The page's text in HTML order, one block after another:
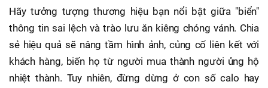
Hãy tưởng tượng thương hiệu bạn nổi bật giữa "biển"
thông tin sai lệch và trào lưu ăn kiêng chóng vánh. Chia
sẻ hiệu quả sẽ nâng tầm hình ảnh, củng cố liên kết với
khách hàng, biến họ từ người mua thành người ủng hộ
nhiệt thành. Tuy nhiên, đừng dừng ở con số calo hay